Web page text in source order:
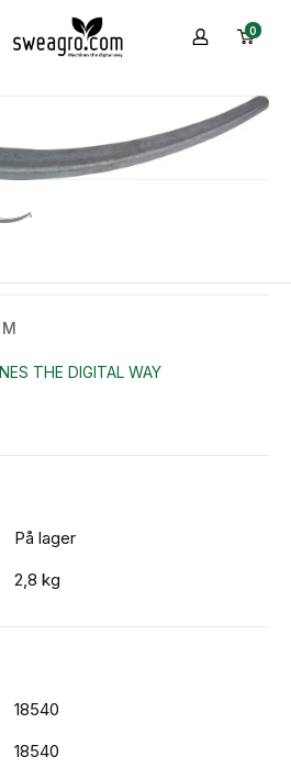
sweagro.com
-
digital
way
0
THE DIGITAL WAY
På lager
2,8 kg
18540
18540